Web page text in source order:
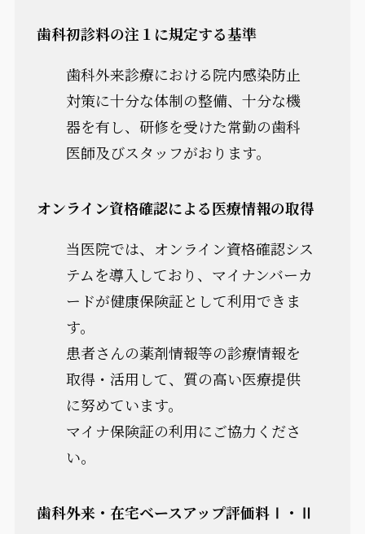
歯科初診料の注１に規定する基準
歯科外来診療における院内感染防止
対策に十分な体制の整備、十分な機
器を有し、研修を受けた常勤の歯科
医師及びスタッフがおります。
オンライン資格確認による医療情報の取得
当医院では、オンライン資格確認シス
テムを導入しており、マイナンバーカ
ードが健康保険証として利用できま
す。
患者さんの薬剤情報等の診療情報を
取得・活用して、質の高い医療提供
に努めています。
マイナ保険証の利用にご協力くださ
い。
歯科外来・在宅ベースアップ評価料Ⅰ・Ⅱ